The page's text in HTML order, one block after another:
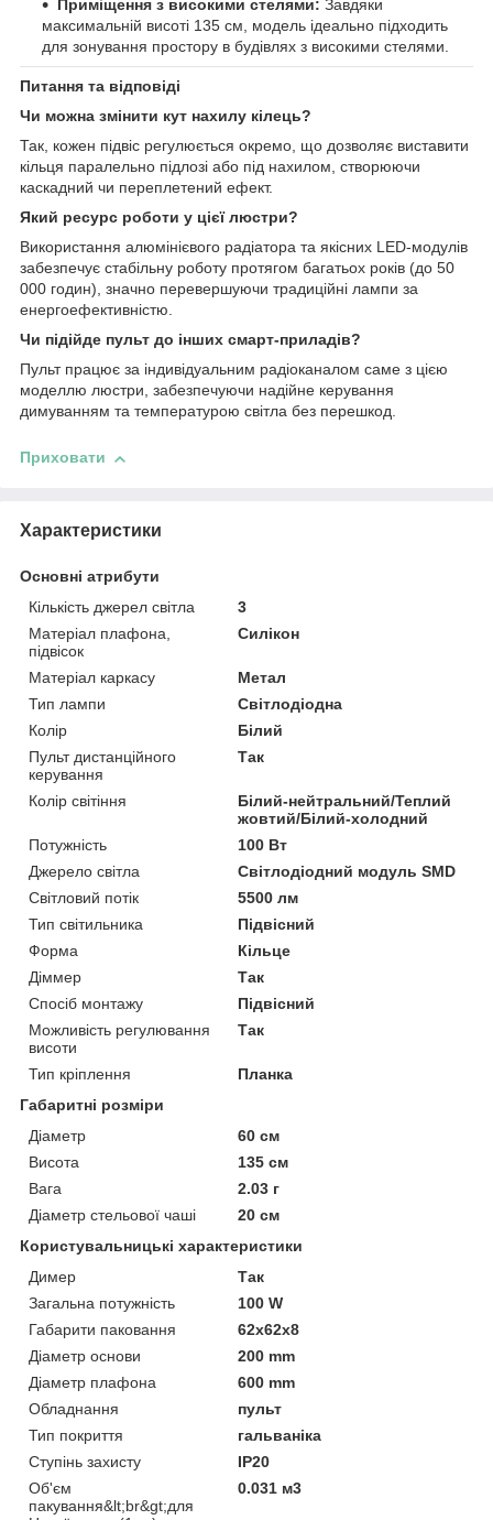
Приміщення з високими стелями: Завдяки
максимальній висоті 135 см, модель ідеально підходить
для зонування простору в будівлях з високими стелями.
Питання та відповіді
Чи можна змінити кут нахилу кілець?
Так, кожен підвіс регулюється окремо, що дозволяє виставити
кільця паралельно підлозі або під нахилом, створюючи
каскадний чи переплетений ефект.
Який ресурс роботи у цієї люстри?
Використання алюмінієвого радіатора та якісних LED-модулів
забезпечує стабільну роботу протягом багатьох років (до 50
000 годин), значно перевершуючи традиційні лампи за
енергоефективністю.
Чи підійде пульт до інших смарт-приладів?
Пульт працює за індивідуальним радіоканалом саме з цією
моделлю люстри, забезпечуючи надійне керування
димуванням та температурою світла без перешкод.
Приховати
Характеристики
Основні атрибути
Кількість джерел світла
3
Матеріал плафона,
підвісок
Силікон
Матеріал каркасу
Метал
Тип лампи
Світлодіодна
Колір
Білий
Пульт дистанційного
керування
Так
Колір світіння
Білий-нейтральний/Теплий
жовтий/Білий-холодний
Потужність
100 Вт
Джерело світла
Світлодіодний модуль SMD
Світловий потік
5500 лм
Тип світильника
Підвісний
Форма
Кільце
Діммер
Так
Спосіб монтажу
Підвісний
Можливість регулювання
висоти
Так
Тип кріплення
Планка
Габаритні розміри
Діаметр
60 см
Висота
135 см
Вага
2.03 г
Діаметр стельової чаші
20 см
Користувальницькі характеристики
Димер
Так
Загальна потужність
100 W
Габарити паковання
62x62x8
Діаметр основи
200 mm
Діаметр плафона
600 mm
Обладнання
пульт
Тип покриття
гальваніка
Ступінь захисту
IP20
Об'єм
пакування&lt;br&gt;для
0.031 м3